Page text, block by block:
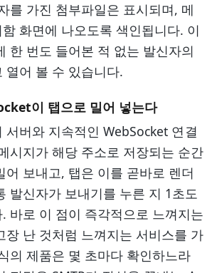
를 가진 첨부파일은 표시되며, 메
화면에 나오도록 색인됩니다. 이
한 번도 들어본 적 없는 발신자의
열어 볼 수 있습니다.
이 탭으로 밀어 넣는다
서버와 지속적인 WebSocket 연결
시지가 해당 주소로 저장되는 순간
어 보내고, 탭은 이를 곧바로 렌더
발신자가 보내기를 누른 지 1초도
바로 이 점이 즉각적으로 느껴지는
장 난 것처럼 느껴지는 서비스를 가
의 제품은 몇 초마다 확인하느라